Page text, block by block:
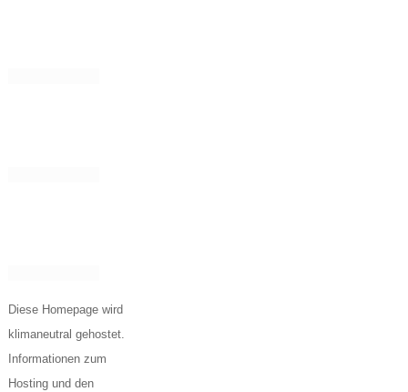
Diese Homepage wird
klimaneutral gehostet.
Informationen zum
Hosting und den